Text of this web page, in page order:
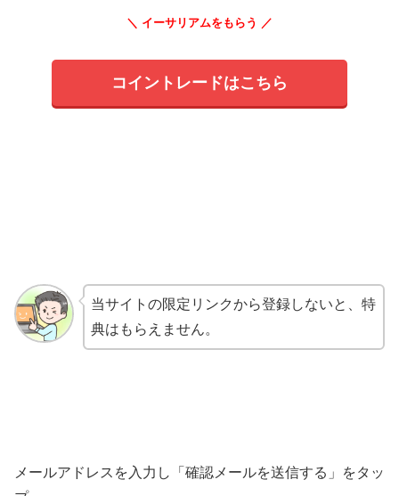
＼ イーサリアムをもらう ／
コイントレードはこちら
当サイトの限定リンクから登録しないと、特
典はもらえません。
メールアドレスを入力し「確認メールを送信する」をタッ